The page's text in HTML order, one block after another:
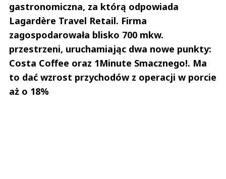
gastronomiczna, za którą odpowiada
Lagardère Travel Retail. Firma
zagospodarowała blisko 700 mkw.
przestrzeni, uruchamiając dwa nowe punkty:
Costa Coffee oraz 1Minute Smacznego!. Ma
to dać wzrost przychodów z operacji w porcie
aż o 18%